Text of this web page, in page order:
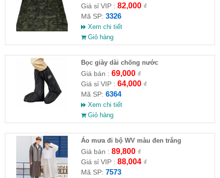
Giá sỉ VIP : 82,000₫
Mã SP: 3326
Xem chi tiết
Giỏ hàng
Bọc giày dài chống nước
Giá bán : 69,000₫
Giá sỉ VIP : 64,000₫
Mã SP: 6364
Xem chi tiết
Giỏ hàng
Áo mưa đi bộ WV màu đen trắng
Giá bán : 89,800₫
Giá sỉ VIP : 88,004₫
Mã SP: 7573